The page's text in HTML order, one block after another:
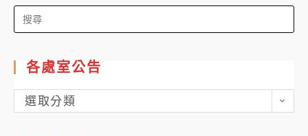
Search
for:
各處室公告
各
處
選取分類